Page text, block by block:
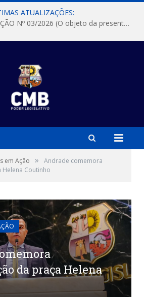
ATUALIZAÇÕES:
DISPENSA DE LICITAÇÃO Nº 03/2026 (O objeto da presente dispensa é a escolha da proposta mais vantajosa para a aquisição, de aparelhos de ar condicionado, tipo Split, com material de instalação e fogão industrial, conforme condições, quantidades e exigências estabelecidas no termo de referencia e neste aviso de contratação direta e seus anexos)
em Ação »
Andrade comemora
Coutinho
da praça Helena